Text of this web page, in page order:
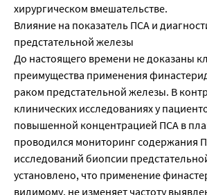
хирургическом вмешательстве.
Влияние на показатель ПСА и
предстательной железы
До настоящего времени не доказаны
преимущества применения
раком предстательной железы. В
клинических исследованиях у
повышенной концентрацией ПСА в
проводился мониторинг содержания
исследований биопсии
установлено, что применение
видимому, не изменяет частоту